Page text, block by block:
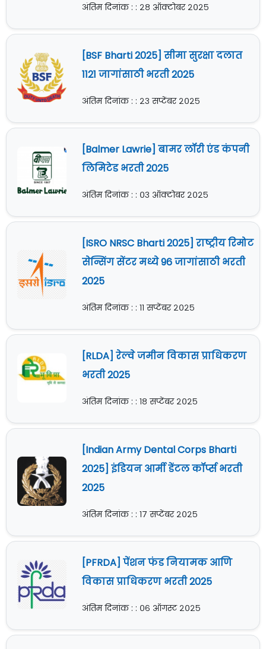
अंतिम दिनांक : : २८ ऑक्टोबर २०२५
[BSF Bharti 2025] सीमा सुरक्षा दलात
1121 जागांसाठी भरती 2025
अंतिम दिनांक : : २३ सप्टेंबर २०२५
[Balmer Lawrie] बामर लॉरी एंड कंपनी
लिमिटेड भरती 2025
अंतिम दिनांक : : ०३ ऑक्टोबर २०२५
[ISRO NRSC Bharti 2025] राष्ट्रीय रिमोट
सेन्सिंग सेंटर मध्ये 96 जागांसाठी भरती
2025
अंतिम दिनांक : : ११ सप्टेंबर २०२५
[RLDA] रेल्वे जमीन विकास प्राधिकरण
भरती 2025
अंतिम दिनांक : : १८ सप्टेंबर २०२५
[Indian Army Dental Corps Bharti
2025] इंडियन आर्मी डेंटल कॉर्प्स भरती
2025
अंतिम दिनांक : : १७ सप्टेंबर २०२५
[PFRDA] पेंशन फंड नियामक आणि
विकास प्राधिकरण भरती 2025
अंतिम दिनांक : : ०६ ऑगस्ट २०२५